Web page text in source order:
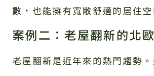
數，也能擁有寬敞舒適的居住空
案例二：老屋翻新的北
老屋翻新是近年來的熱門趨勢